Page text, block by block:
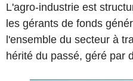
L'agro-industrie est
les gérants de fonds
l'ensemble du secteur à
hérité du passé, géré par